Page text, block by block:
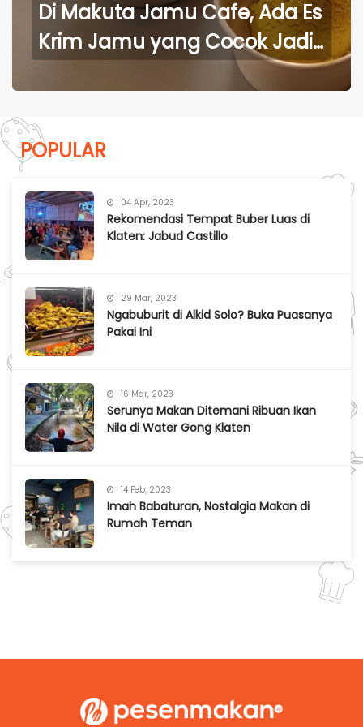
Di Makuta Jamu Cafe, Ada Es
Krim Jamu yang Cocok Jadi
Teman Sehat Ramadanmu
POPULAR
04 Apr, 2023
Rekomendasi Tempat Buber Luas di
Klaten: Jabud Castillo
29 Mar, 2023
Ngabuburit di Alkid Solo? Buka Puasanya
Pakai Ini
16 Mar, 2023
Serunya Makan Ditemani Ribuan Ikan
Nila di Water Gong Klaten
14 Feb, 2023
Imah Babaturan, Nostalgia Makan di
Rumah Teman